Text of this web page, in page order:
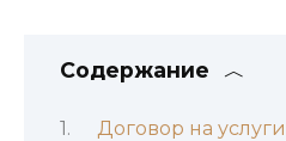
Содержание
Договор на